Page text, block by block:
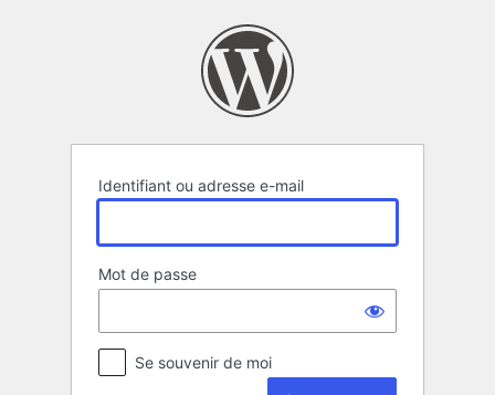
Identifiant ou adresse e-mail
Mot de passe
Se souvenir de moi